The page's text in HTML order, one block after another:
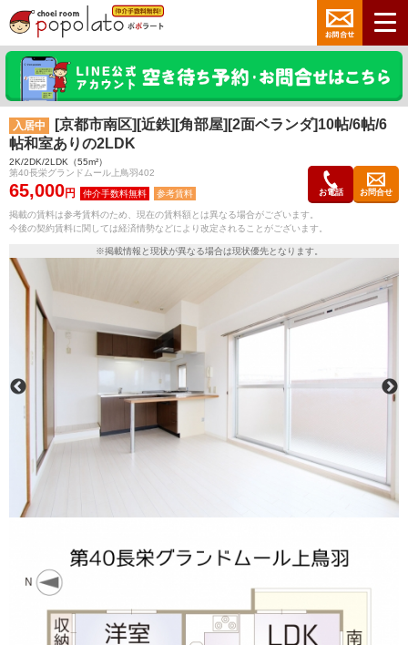
入居中
[京都市南区][近鉄][角部屋][2面ベランダ]10帖/6帖/6
帖和室ありの2LDK
2K/2DK/2LDK（55m²）
第40長栄グランドムール上鳥羽402
65,000円 参考賃料 お電話 お問合せ
掲載の賃料は参考賃料のため、現在の賃料額とは異なる場合がございます。
今後の契約賃料に関しては経済情勢などにより改定されることがございます。
※掲載情報と現状が異なる場合は現状優先となります。